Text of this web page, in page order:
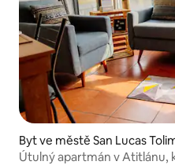
Byt ve městě San Lucas
Útulný apartmán v Atitlánu,